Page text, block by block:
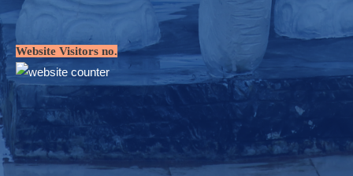
Website Visitors no.